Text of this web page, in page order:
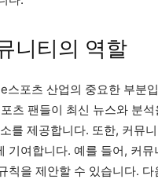
니티의 역할
스포츠 산업의 중요한 부분
츠 팬들이 최신 뉴스와 분
를 제공합니다. 또한, 커뮤
기여합니다. 예를 들어, 커뮤
칙을 제안할 수 있습니다. 다